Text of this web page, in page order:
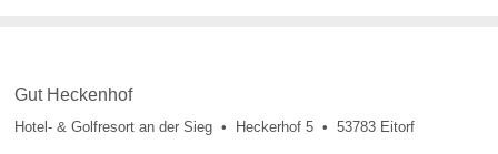
Gut Heckenhof
Hotel- & Golfresort an der Sieg • Heckerhof 5 • 53783 Eitorf